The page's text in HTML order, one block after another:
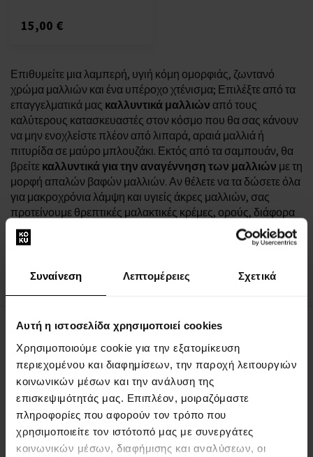
Συναίνεση Λεπτομέρειες Σχετικά
Αυτή η ιστοσελίδα χρησιμοποιεί cookies
Χρησιμοποιούμε cookie για την εξατομίκευση
περιεχομένου και διαφημίσεων, την παροχή λειτουργιών
κοινωνικών μέσων και την ανάλυση της
επισκεψιμότητάς μας. Επιπλέον, μοιραζόμαστε
πληροφορίες που αφορούν τον τρόπο που
χρησιμοποιείτε τον ιστότοπό μας με συνεργάτες
κοινωνικών μέσων, διαφήμισης και αναλύσεων, οι
15,00 €
Επιθυμείτε μια λαμπερή, υγιή κόμη ομορφιάς, ζωντανό
χρώμα μαλλιών και ένα υπέροχο χτένισμα; Επιλέξτε από τα
επαγγελματικά μας καλλυντικά μαλλιών από τους
καλύτερους κατασκευαστές στον κόσμο που θα σας κάνουν
να μην ενοχλείστε πλέον από λιπαρά, αραιά μαλλιά ή
πιτυρίδα σε μαύρο μπλουζάκι. Εκτός από τα σαμπουάν, θα
βρείτε καλλυντικά για την αναγέννηση των μαλλιών με τη
μορφή απαλών βαφών μαλλιών. Αν θέλετε να τα δώσετε όλα
για μακροχρόνια λάμψη και υγιείς άκρες μαλλιών, σας
προτείνουμε θρεπτικές μαλακτικές κρέμες, ορούς, διάφορα
έλαια ή μάσκες μαλλιών. Θα πάτε σε γάμο; Με τιςκουρτίνες
καισιδέρα
για μπούκλες θα δημιουργήσετε το τέλειο
σας δεν θα υπονομευτεί ούτε από μια νύχτα χορού.
Σχετικά με εμάς
ΦΟΡΜΑ ΕΠΙΚΟΙΝΩΝΙΑΣ
Επικοινωνία
ΤΑ ΠΑΝΤΑ ΓΙΑ ΤΙΣ ΑΓΟΡΕΣ